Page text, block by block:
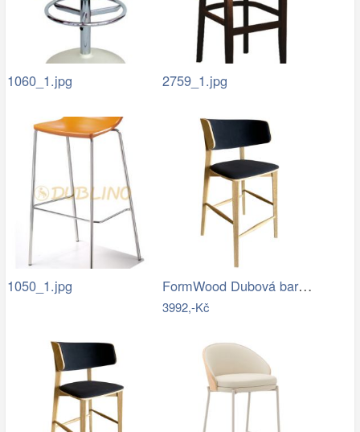
1060_1.jpg 2759_1.jpg
1050_1.jpg FormWood Dubová barová židle Nora 67 cm…
3992,-Kč